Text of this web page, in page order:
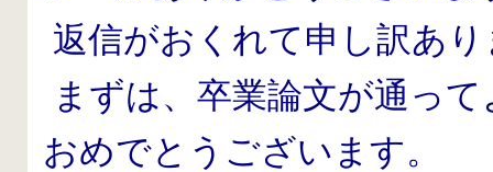
返信がおくれて申し訳あ
まずは、卒業論文が通っ
おめでとうございます。